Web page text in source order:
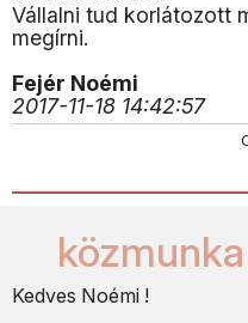
Vállalni tud korlátozott
megírni.
Fejér Noémi
2017-11-18 14:42:57
Kedves Noémi !